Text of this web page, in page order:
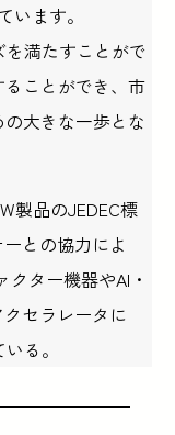
います。
を満たすことがで
ことができ、市
大きな一歩とな
製品のJEDEC標
との協力によ
ター機器やAI・
セラレータに
る。